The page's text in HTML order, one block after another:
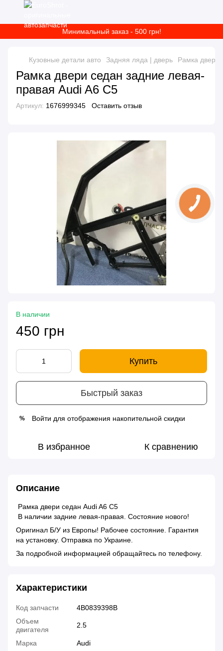
Минимальный заказ - 500 грн!
Кузовные детали авто Задняя ляда | дверь Рамка двери
Рамка двери седан задние левая-
правая Audi A6 C5
Артикул: 1676999345 Оставить отзыв
В наличии
450 грн
Купить
Быстрый заказ
% Войти для отображения накопительной скидки
В избранное К сравнению
Описание
Рамка двери седан Audi A6 C5
В наличии задние левая-правая. Состояние нового!
Оригинал Б/У из Европы! Рабочее состояние. Гарантия
на установку. Отправка по Украине.
За подробной информацией обращайтесь по телефону.
Характеристики
Код запчасти
4B0839398B
Объем
двигателя
2.5
Марка
Audi